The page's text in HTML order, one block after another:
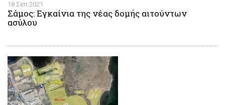
18 Σεπ 2021
Σάμος: Εγκαίνια της νέας δομής αιτούντων
ασύλου